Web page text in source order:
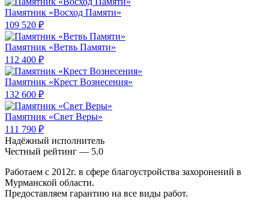
Памятник «Восход Памяти»
109 520 ₽
Памятник «Ветвь Памяти»
112 400 ₽
Памятник «Крест Вознесения»
132 600 ₽
Памятник «Свет Веры»
111 790 ₽
Надёжный исполнитель
Чеcтный рейтинг — 5.0
Работаем с 2012г. в сфере благоустройства захоронений в
Мурманской области.
Предоставляем гарантию на все виды работ.